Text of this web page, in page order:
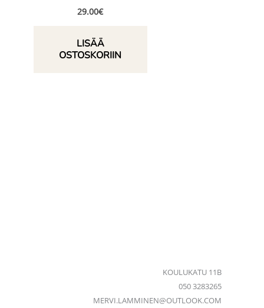
29.00€
LISÄÄ
OSTOSKORIIN
KOULUKATU 11B
050 3283265
MERVI.LAMMINEN@OUTLOOK.COM